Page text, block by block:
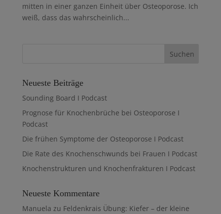
mitten in einer ganzen Einheit über Osteoporose. Ich
weiß, dass das wahrscheinlich...
Neueste Beiträge
Sounding Board I Podcast
Prognose für Knochenbrüche bei Osteoporose I
Podcast
Die frühen Symptome der Osteoporose I Podcast
Die Rate des Knochenschwunds bei Frauen I Podcast
Knochenstrukturen und Knochenfrakturen I Podcast
Neueste Kommentare
Manuela zu Feldenkrais Übung: Kiefer – der kleine